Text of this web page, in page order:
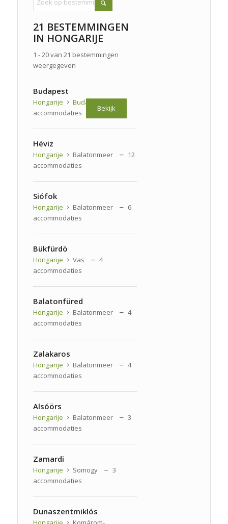
21 BESTEMMINGEN
IN HONGARIJE
1 - 20 van 21 bestemmingen
weergegeven
Budapest
Hongarije Budapest
accommodaties
Bekijk
Héviz
Hongarije Balatonmeer
12
accommodaties
Siófok
Hongarije Balatonmeer
6
accommodaties
Bükfürdö
Hongarije Vas
4
accommodaties
Balatonfüred
Hongarije Balatonmeer
4
accommodaties
Zalakaros
Hongarije Balatonmeer
4
accommodaties
Alsóörs
Hongarije Balatonmeer
3
accommodaties
Zamardi
Hongarije Somogy
3
accommodaties
Dunaszentmiklós